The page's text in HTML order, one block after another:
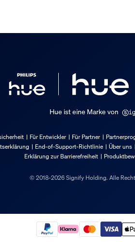
Hue ist eine Marke von
Für Entwickler Für Partner
End-of-Support-Richtlinie Über uns
Erklärung zur Barrierefreiheit
© 2018-2026 Signify Holding. Alle